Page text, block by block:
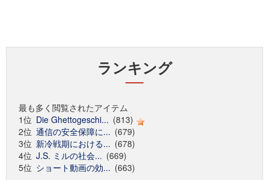
ランキング
最も多く閲覧されたアイテム
1位 Die Ghettogeschi... (813)
2位 通信の安全保障に... (679)
3位 新冷戦期における... (678)
4位 J.S. ミルの社会... (669)
5位 ショート動画の効... (663)